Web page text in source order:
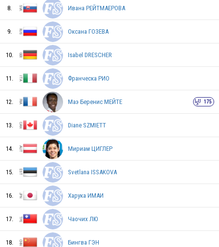
RUS
USA
USA
SWE
USA
8. Ивана РЕЙТМАЕРОВА
9. Оксана ГОЗЕВА
10. Isabel DRESCHER
11. Франческа РИО
12. Маэ Беренис МЕЙТЕ 175
13. Diane SZMIETT
14. Мириам ЦИГЛЕР
15. Svetlana ISSAKOVA
16. Харука ИМАИ
17. Чаочих ЛЮ
18. Бингва ГЭН